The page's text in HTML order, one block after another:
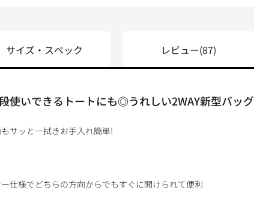
使いできるトートにも◎うれしい2WAY新型バッグ
サッと一拭きお手入れ簡単!
仕様でどちらの方向からでもすぐに開けられて便利
サイズ・スペック レビュー(87)